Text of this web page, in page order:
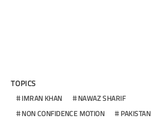
TOPICS
IMRAN KHAN
NAWAZ SHARIF
NON CONFIDENCE MOTION
PAKISTAN